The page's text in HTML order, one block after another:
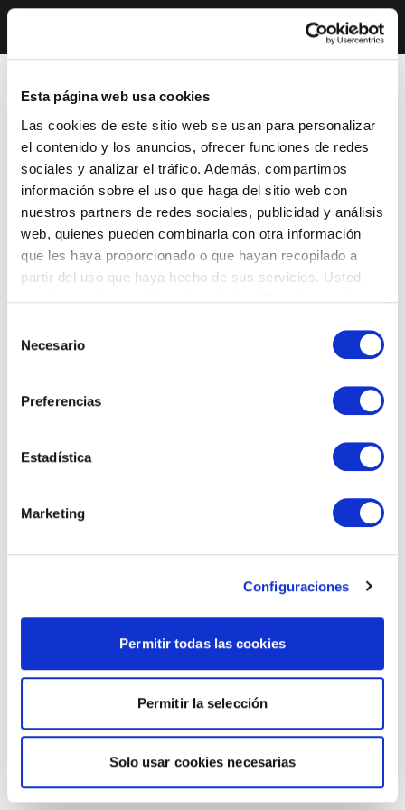
Esta página web usa cookies
Las cookies de este sitio web se usan para personalizar
el contenido y los anuncios, ofrecer funciones de redes
sociales y analizar el tráfico. Además, compartimos
información sobre el uso que haga del sitio web con
nuestros partners de redes sociales, publicidad y análisis
web, quienes pueden combinarla con otra información
que les haya proporcionado o que hayan recopilado a
partir del uso que haya hecho de sus servicios. Usted
Necesario
Preferencias
Estadística
Marketing
Configuraciones
Permitir todas las cookies
Permitir la selección
Solo usar cookies necesarias